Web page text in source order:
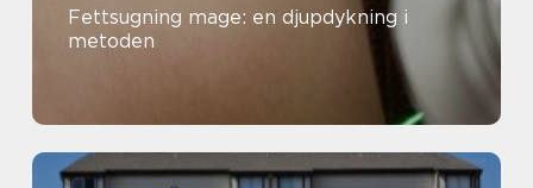
Fettsugning mage: en djupdykning i
metoden